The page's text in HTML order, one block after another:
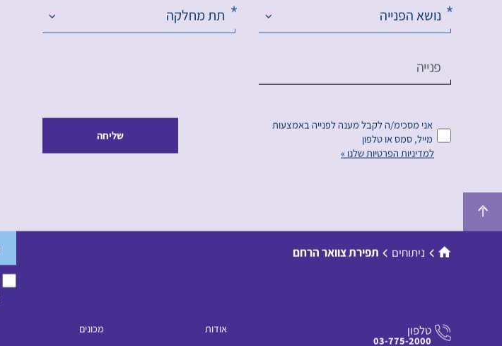
נושא הפנייה תת מחלקה
פנייה
אני מסכימ/ה לקבל מענה לפנייה באמצעות
מייל, סמס או טלפון
שליחה